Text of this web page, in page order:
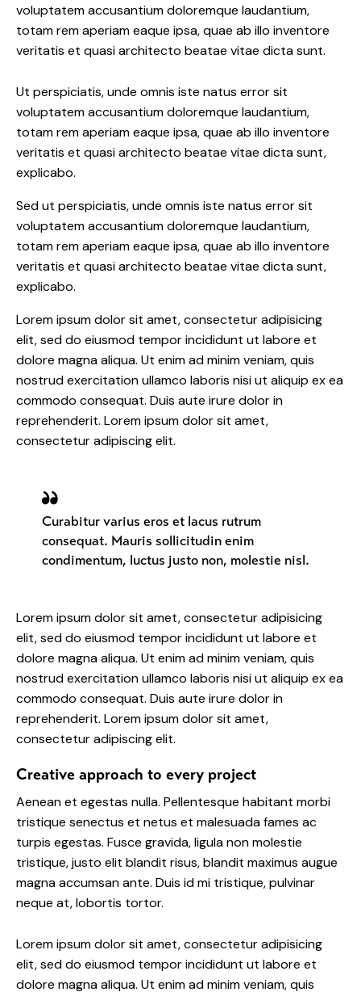
voluptatem accusantium doloremque laudantium,
totam rem aperiam eaque ipsa, quae ab illo inventore
veritatis et quasi architecto beatae vitae dicta sunt.
Ut perspiciatis, unde omnis iste natus error sit
voluptatem accusantium doloremque laudantium,
totam rem aperiam eaque ipsa, quae ab illo inventore
veritatis et quasi architecto beatae vitae dicta sunt,
explicabo.
Sed ut perspiciatis, unde omnis iste natus error sit
voluptatem accusantium doloremque laudantium,
totam rem aperiam eaque ipsa, quae ab illo inventore
veritatis et quasi architecto beatae vitae dicta sunt,
explicabo.
Lorem ipsum dolor sit amet, consectetur adipisicing
elit, sed do eiusmod tempor incididunt ut labore et
dolore magna aliqua. Ut enim ad minim veniam, quis
nostrud exercitation ullamco laboris nisi ut aliquip ex ea
commodo consequat. Duis aute irure dolor in
reprehenderit. Lorem ipsum dolor sit amet,
consectetur adipiscing elit.
Curabitur varius eros et lacus rutrum
consequat. Mauris sollicitudin enim
condimentum, luctus justo non, molestie nisl.
Lorem ipsum dolor sit amet, consectetur adipisicing
elit, sed do eiusmod tempor incididunt ut labore et
dolore magna aliqua. Ut enim ad minim veniam, quis
nostrud exercitation ullamco laboris nisi ut aliquip ex ea
commodo consequat. Duis aute irure dolor in
reprehenderit. Lorem ipsum dolor sit amet,
consectetur adipiscing elit.
Creative approach to every project
Aenean et egestas nulla. Pellentesque habitant morbi
tristique senectus et netus et malesuada fames ac
turpis egestas. Fusce gravida, ligula non molestie
tristique, justo elit blandit risus, blandit maximus augue
magna accumsan ante. Duis id mi tristique, pulvinar
neque at, lobortis tortor.
Lorem ipsum dolor sit amet, consectetur adipisicing
elit, sed do eiusmod tempor incididunt ut labore et
dolore magna aliqua. Ut enim ad minim veniam, quis